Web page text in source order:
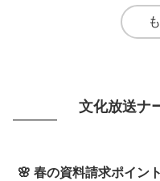
文化放送ナ
🌸 春の資料請求ポイン